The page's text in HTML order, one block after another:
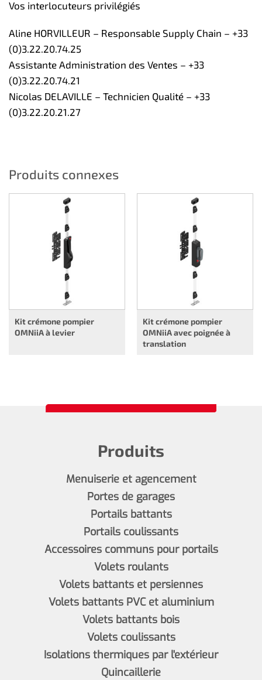
Vos interlocuteurs privilégiés
Aline HORVILLEUR – Responsable Supply Chain – +33
(0)3.22.20.74.25
Assistante Administration des Ventes – +33
(0)3.22.20.74.21
Nicolas DELAVILLE – Technicien Qualité – +33
(0)3.22.20.21.27
Produits connexes
Kit crémone pompier
OMNiiA à levier
Kit crémone pompier
OMNiiA avec poignée à
translation
Produits
Menuiserie et agencement
Portes de garages
Portails battants
Portails coulissants
Accessoires communs pour portails
Volets roulants
Volets battants et persiennes
Volets battants PVC et aluminium
Volets battants bois
Volets coulissants
Isolations thermiques par l'extérieur
Quincaillerie